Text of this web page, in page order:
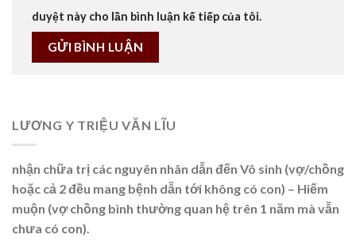
duyệt này cho lần bình luận kế tiếp của tôi.
LƯƠNG Y TRIỆU VĂN LĨU
nhận chữa trị các nguyên nhân dẫn đến Vô sinh (vợ/chồng
hoặc cả 2 đều mang bệnh dẫn tới không có con) – Hiếm
muộn (vợ chồng bình thường quan hệ trên 1 năm mà vẫn
chưa có con).